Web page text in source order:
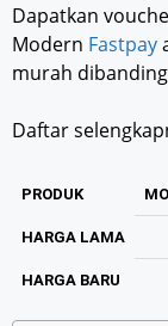
Dapatkan
Modern Fastpay
murah
Daftar
PRODUK
HARGA LAMA
HARGA BARU